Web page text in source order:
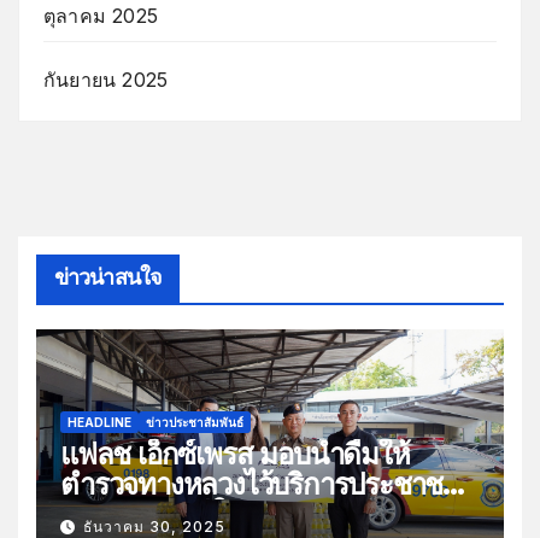
ตุลาคม 2025
กันยายน 2025
ข่าวน่าสนใจ
HEADLINE ข่าวประชาสัมพันธ์
แฟลช เอ็กซ์เพรส มอบน้ำดื่มให้
ตำรวจทางหลวงไว้บริการประชาชน
ช่วงเทศกาลปีใหม่
ธันวาคม 30, 2025